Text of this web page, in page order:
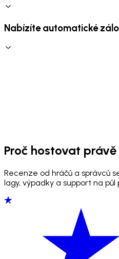
Nabízíte automatické
Proč hostovat právě
Recenze od hráčů a správců
lagy, výpadky a support na půl